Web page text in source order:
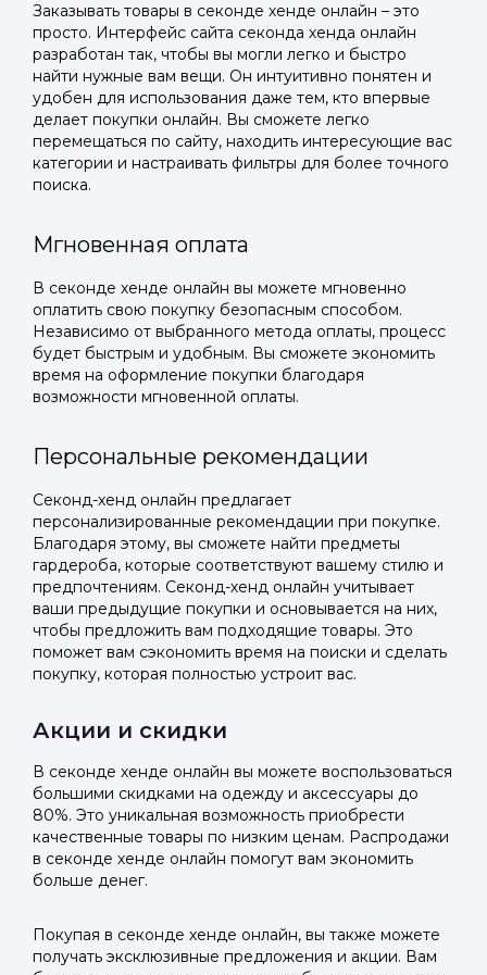
Заказывать товары в секонде хенде онлайн – это
просто. Интерфейс сайта секонда хенда онлайн
разработан так, чтобы вы могли легко и быстро
найти нужные вам вещи. Он интуитивно понятен и
удобен для использования даже тем, кто впервые
делает покупки онлайн. Вы сможете легко
перемещаться по сайту, находить интересующие вас
категории и настраивать фильтры для более точного
поиска.
Мгновенная оплата
В секонде хенде онлайн вы можете мгновенно
оплатить свою покупку безопасным способом.
Независимо от выбранного метода оплаты, процесс
будет быстрым и удобным. Вы сможете экономить
время на оформление покупки благодаря
возможности мгновенной оплаты.
Персональные рекомендации
Секонд-хенд онлайн предлагает
персонализированные рекомендации при покупке.
Благодаря этому, вы сможете найти предметы
гардероба, которые соответствуют вашему стилю и
предпочтениям. Секонд-хенд онлайн учитывает
ваши предыдущие покупки и основывается на них,
чтобы предложить вам подходящие товары. Это
поможет вам сэкономить время на поиски и сделать
покупку, которая полностью устроит вас.
Акции и скидки
В секонде хенде онлайн вы можете воспользоваться
большими скидками на одежду и аксессуары до
80%. Это уникальная возможность приобрести
качественные товары по низким ценам. Распродажи
в секонде хенде онлайн помогут вам экономить
больше денег.
Покупая в секонде хенде онлайн, вы также можете
получать эксклюзивные предложения и акции. Вам